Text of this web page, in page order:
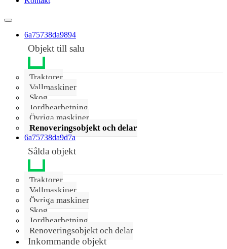
6a75738da9894
Objekt till salu
Traktorer
Vallmaskiner
Skog
Jordbearbetning
Övriga maskiner
Renoveringsobjekt och delar
6a75738da9d7a
Sålda objekt
Traktorer
Vallmaskiner
Övriga maskiner
Skog
Jordbearbetning
Renoveringsobjekt och delar
Inkommande objekt